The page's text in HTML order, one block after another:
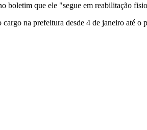
que ele "segue em reabilitação
cargo na prefeitura desde 4 de janeiro